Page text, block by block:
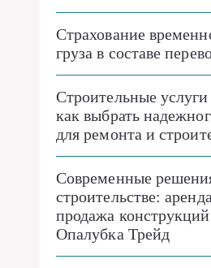
Страхование
груза в составе
Строительные
как выбрать
для ремонта и
Современные
строительстве:
продажа
Опалубка Трейд